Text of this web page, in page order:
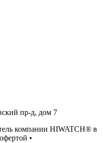
пр-д, дом 7
компании HIWATCH® в
•